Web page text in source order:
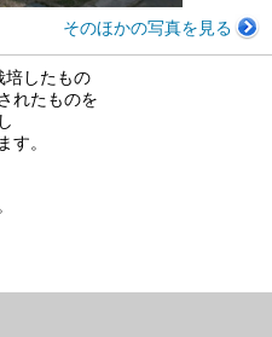
そのほかの写真を見る
培したもの
れたものを
す。